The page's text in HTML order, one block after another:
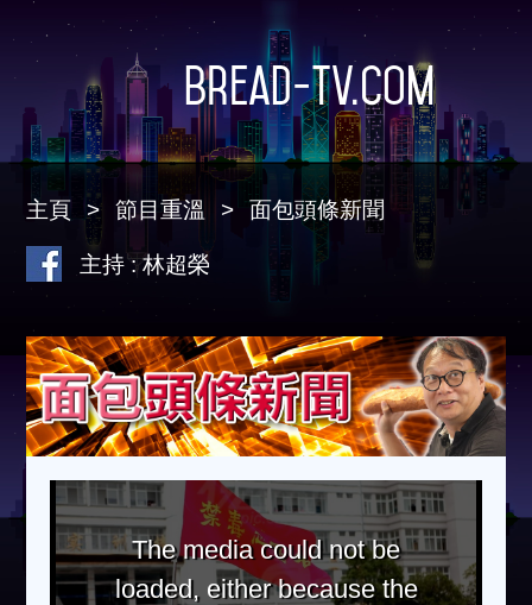
Bread-TV.com
主頁 節目重溫 面包頭條新聞
主持 : 林超榮
The media could not be
loaded, either because the